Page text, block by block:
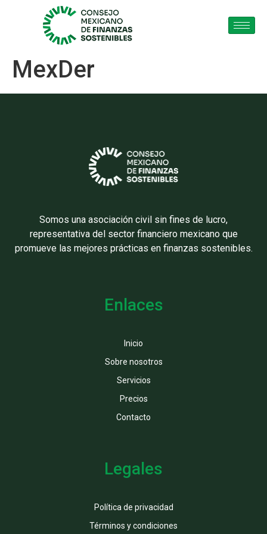
MexDer
Somos una asociación civil sin fines de lucro,
representativa del sector financiero mexicano que
promueve las mejores prácticas en finanzas sostenibles.
Enlaces
Inicio
Sobre nosotros
Servicios
Precios
Contacto
Legales
Política de privacidad
Términos y condiciones